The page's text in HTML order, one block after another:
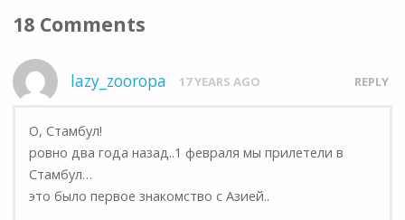
18 Comments
lazy_zooropa 17 YEARS AGO REPLY
О, Стамбул!
ровно два года назад..1 февраля мы прилетели в
Стамбул…
это было первое знакомство с Азией..